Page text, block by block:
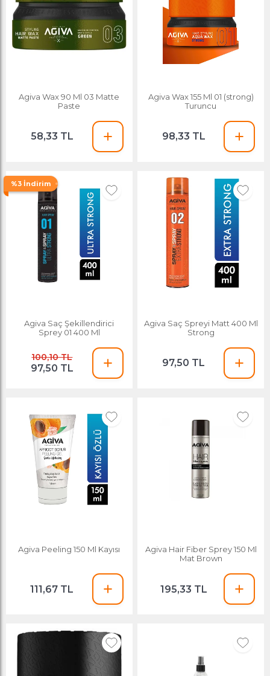
Agiva Wax 90 Ml 03 Matte
Paste
58,33 TL
Agiva Wax 155 Ml 01 (strong)
Turuncu
98,33 TL
%3 İndirim
Agiva Saç Şekillendirici
Sprey 01 400 Ml
100,10 TL
97,50 TL
Agiva Saç Spreyi Matt 400 Ml
Strong
97,50 TL
Agiva Peeling 150 Ml Kayısı
111,67 TL
Agiva Hair Fiber Sprey 150 Ml
Mat Brown
195,33 TL